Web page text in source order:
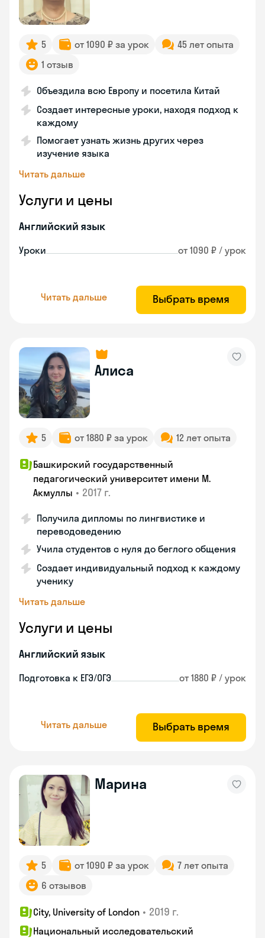
5 от 1090 ₽ за урок
45 лет опыта
1 отзыв
Объездила всю Европу и посетила Китай
Создает интересные уроки, находя подход к
каждому
Помогает узнать жизнь других через
изучение языка
Читать дальше
Услуги и цены
Английский язык
Уроки от 1090 ₽ / урок
Читать дальше Выбрать время
Алиса
5 от 1880 ₽ за урок 12 лет опыта
Башкирский государственный
педагогический университет имени М.
Акмуллы • 2017 г.
Получила дипломы по лингвистике и
переводоведению
Учила студентов с нуля до беглого общения
Создает индивидуальный подход к каждому
ученику
Читать дальше
Услуги и цены
Английский язык
Подготовка к ЕГЭ/ОГЭ от 1880 ₽ / урок
Читать дальше Выбрать время
Марина
5 от 1090 ₽ за урок
7 лет опыта
6 отзывов
City, University of London • 2019 г.
Национальный исследовательский